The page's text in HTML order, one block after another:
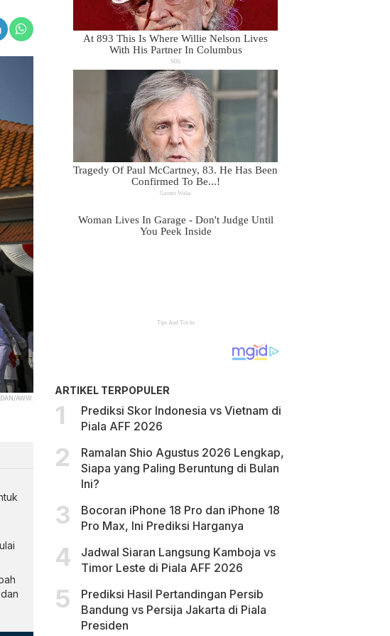
AWW.
ARTIKEL TERPOPULER
Prediksi Skor Indonesia vs Vietnam di
Piala AFF 2026
Ramalan Shio Agustus 2026 Lengkap,
Siapa yang Paling Beruntung di Bulan
Ini?
Bocoran iPhone 18 Pro dan iPhone 18
Pro Max, Ini Prediksi Harganya
Jadwal Siaran Langsung Kamboja vs
Timor Leste di Piala AFF 2026
Prediksi Hasil Pertandingan Persib
Bandung vs Persija Jakarta di Piala
Presiden